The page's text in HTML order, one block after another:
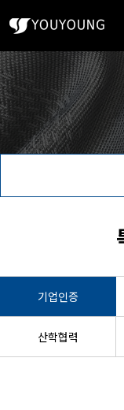
기업인증
산학협력